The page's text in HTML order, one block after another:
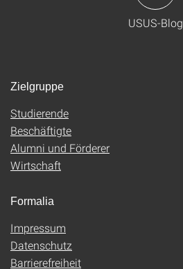
USUS-Blog
Zielgruppe
Studierende
Beschäftigte
Alumni und Förderer
Wirtschaft
Formalia
Impressum
Datenschutz
Barrierefreiheit